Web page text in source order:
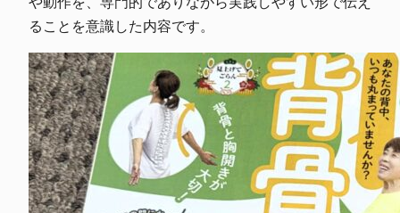
ることを意識した内容です。